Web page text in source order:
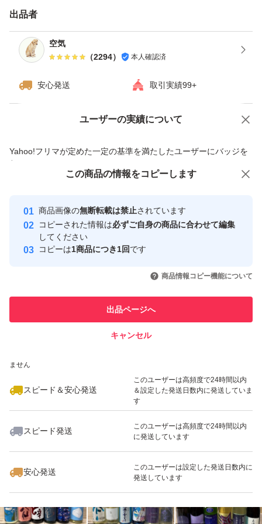
ますが、ご了承下さい。
・ダンボールは破損しやすい為プラスチック箱を推奨しま
す。※四合瓶はサイズの都合上ダンボールでの発送がメイ
ンとなります。
------------検索用------------
新政、飛露喜、田酒、東洋美人、写楽、No6、鳳凰美田、
久保田、作、澤屋まつもと、大吟醸、純米大吟醸、日本
冩楽、飛露喜、十四代、磯自慢
くどき上手、澤屋まつもと、花陽浴、勝駒、九平次、久保
田、山田錦、白鶴錦、居酒屋
出品者
空気
（2294） 本人確認済
安心発送 取引実績99+
ユーザーの実績について
Yahoo!フリマが定めた一定の基準を満たしたユーザーにバッジを
付与しています
安心取引出品者
心・安全なユーザーです
取引実績
引を完了させた実績があります
での取引実績があります
ません
スピード＆安心発送
このユーザーは高頻度で24時間以内
＆設定した発送日数内に発送していま
す
スピード発送
このユーザーは高頻度で24時間以内
に発送しています
安心発送
このユーザーは設定した発送日数内に
発送しています
価格の相談 商品への質問
この商品の情報をコピーします
商品画像の無断転載は禁止されています
コピーされた情報は必ずご自身の商品に合わせて編集
してください
コピーは1商品につき1回です
商品情報コピー機能について
出品ページへ
キャンセル
この商品をみている人にオススメ
いいね！
15,400